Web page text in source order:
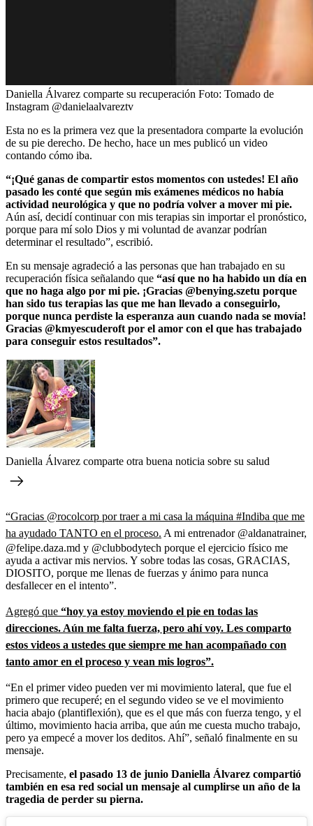
Daniella Álvarez comparte su recuperación Foto: Tomado de
Instagram @danielaalvareztv
Esta no es la primera vez que la presentadora comparte la evolución
de su pie derecho. De hecho, hace un mes publicó un video
contando cómo iba.
“¡Qué ganas de compartir estos momentos con ustedes! El año
pasado les conté que según mis exámenes médicos no había
actividad neurológica y que no podría volver a mover mi pie.
Aún así, decidí continuar con mis terapias sin importar el pronóstico,
porque para mí solo Dios y mi voluntad de avanzar podrían
determinar el resultado”, escribió.
En su mensaje agradeció a las personas que han trabajado en su
recuperación física señalando que “así que no ha habido un día en
que no haga algo por mi pie. ¡Gracias @benying.szetu porque
han sido tus terapias las que me han llevado a conseguirlo,
porque nunca perdiste la esperanza aun cuando nada se movía!
Gracias @kmyescuderoft por el amor con el que has trabajado
para conseguir estos resultados”.
Daniella Álvarez comparte otra buena noticia sobre su salud
“Gracias @rocolcorp por traer a mi casa la máquina #Indiba que me
ha ayudado TANTO en el proceso. A mi entrenador @aldanatrainer,
@felipe.daza.md y @clubbodytech porque el ejercicio físico me
ayuda a activar mis nervios. Y sobre todas las cosas, GRACIAS,
DIOSITO, porque me llenas de fuerzas y ánimo para nunca
desfallecer en el intento”.
Agregó que “hoy ya estoy moviendo el pie en todas las
direcciones. Aún me falta fuerza, pero ahí voy. Les comparto
estos videos a ustedes que siempre me han acompañado con
tanto amor en el proceso y vean mis logros”.
“En el primer video pueden ver mi movimiento lateral, que fue el
primero que recuperé; en el segundo video se ve el movimiento
hacia abajo (plantiflexión), que es el que más con fuerza tengo, y el
último, movimiento hacia arriba, que aún me cuesta mucho trabajo,
pero ya empecé a mover los deditos. Ahí”, señaló finalmente en su
mensaje.
Precisamente, el pasado 13 de junio Daniella Álvarez compartió
también en esa red social un mensaje al cumplirse un año de la
tragedia de perder su pierna.